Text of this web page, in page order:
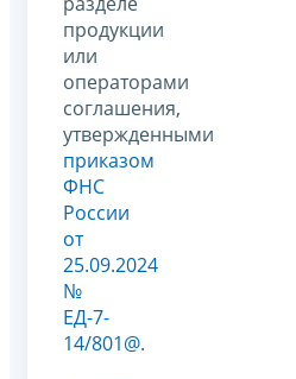
продукции
или
операторами
соглашения,
утвержденными
приказом
ФНС
России
от
25.09.2024
№
ЕД-7-
14/801@.